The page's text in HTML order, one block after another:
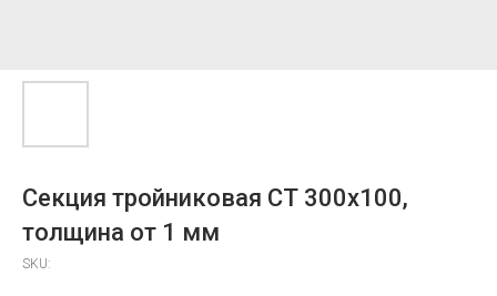
Секция тройниковая СТ 300х100,
толщина от 1 мм
SKU: